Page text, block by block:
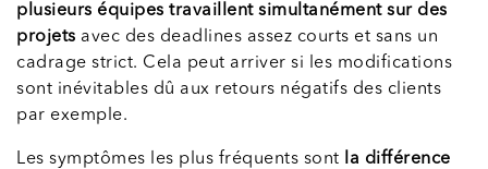
plusieurs équipes travaillent simultanément sur des
projets avec des deadlines assez courts et sans un
cadrage strict. Cela peut arriver si les modifications
sont inévitables dû aux retours négatifs des clients
par exemple.
Les symptômes les plus fréquents sont
la différence